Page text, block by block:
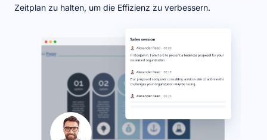
Zeitplan zu halten, um die Effizienz zu verbessern.